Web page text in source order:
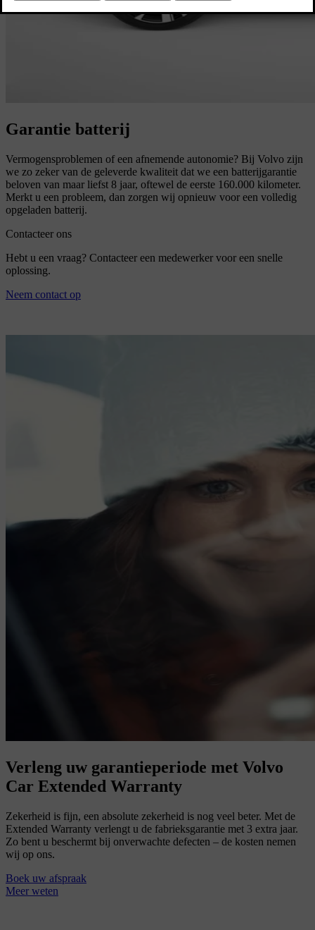
Garantie batterij
Vermogensproblemen of een afnemende autonomie? Bij Volvo zijn
we zo zeker van de geleverde kwaliteit dat we een batterijgarantie
beloven van maar liefst 8 jaar, oftewel de eerste 160.000 kilometer.
Merkt u een probleem, dan zorgen wij opnieuw voor een volledig
opgeladen batterij.
Contacteer ons
Hebt u een vraag? Contacteer een medewerker voor een snelle
oplossing.
Neem contact op
Verleng uw garantieperiode met Volvo
Car Extended Warranty
Zekerheid is fijn, een absolute zekerheid is nog veel beter. Met de
Extended Warranty verlengt u de fabrieksgarantie met 3 extra jaar.
Zo bent u beschermt bij onverwachte defecten – de kosten nemen
wij op ons.
Boek uw afspraak
Meer weten